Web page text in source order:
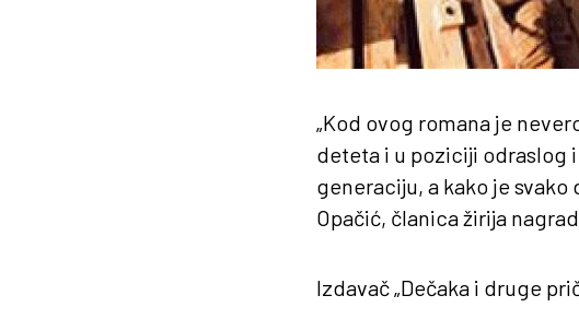
„Kod ovog romana je
deteta i u poziciji odraslog
generaciju, a kako je
Opačić, članica žirija
Izdavač „Dečaka i druge